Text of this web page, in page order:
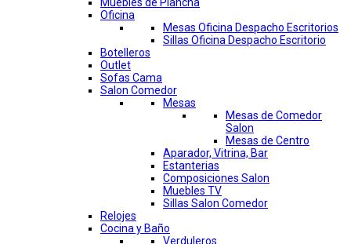
Muebles de Plancha
Oficina
Mesas Oficina Despacho Escritorios
Sillas Oficina Despacho Escritorio
Botelleros
Outlet
Sofas Cama
Salon Comedor
Mesas
Mesas de Comedor
Salon
Mesas de Centro
Aparador, Vitrina, Bar
Estanterias
Composiciones Salon
Muebles TV
Sillas Salon Comedor
Relojes
Cocina y Baño
Verduleros